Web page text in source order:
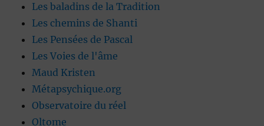
Les baladins de la Tradition
Les chemins de Shanti
Les Pensées de Pascal
Les Voies de l'âme
Maud Kristen
Métapsychique.org
Observatoire du réel
Oltome